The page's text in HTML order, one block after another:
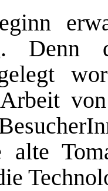
gelegt
alte